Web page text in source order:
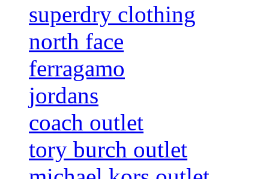
superdry clothing
north face
ferragamo
jordans
coach outlet
tory burch outlet